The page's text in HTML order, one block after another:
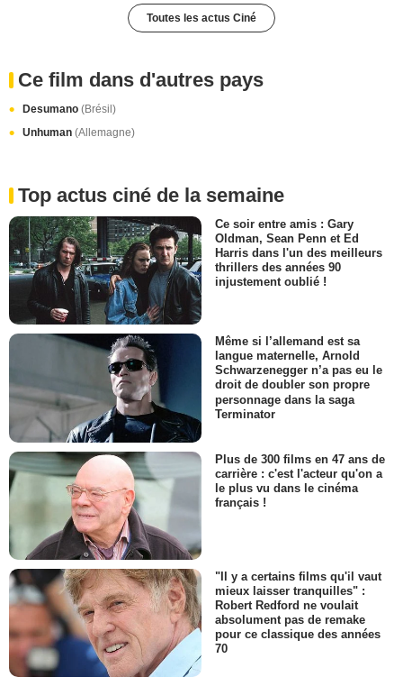
Toutes les actus Ciné
Ce film dans d'autres pays
Desumano (Brésil)
Unhuman (Allemagne)
Top actus ciné de la semaine
Ce soir entre amis : Gary
Oldman, Sean Penn et Ed
Harris dans l'un des meilleurs
thrillers des années 90
injustement oublié !
Même si l’allemand est sa
langue maternelle, Arnold
Schwarzenegger n’a pas eu le
droit de doubler son propre
personnage dans la saga
Terminator
Plus de 300 films en 47 ans de
carrière : c'est l'acteur qu'on a
le plus vu dans le cinéma
français !
"Il y a certains films qu'il vaut
mieux laisser tranquilles" :
Robert Redford ne voulait
absolument pas de remake
pour ce classique des années
70